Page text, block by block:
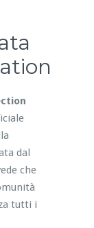
dal
che
tutti i